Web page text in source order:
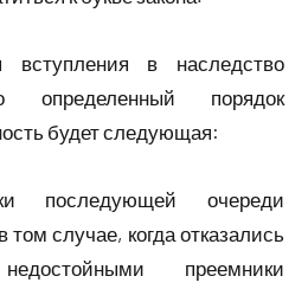
вступления в наследство
определенный порядок
будет следующая:
последующей очереди
том случае, когда отказались
преемники